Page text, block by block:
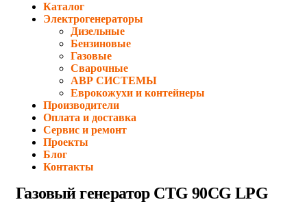
Каталог
Электрогенераторы
Дизельные
Бензиновые
Газовые
Сварочные
АВР СИСТЕМЫ
Еврокожухи и контейнеры
Производители
Оплата и доставка
Сервис и ремонт
Проекты
Блог
Контакты
Газовый генератор CTG 90CG LPG